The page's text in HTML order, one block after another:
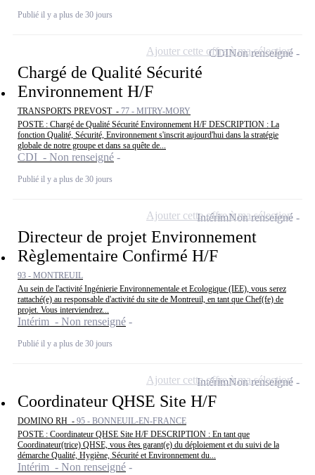
Publié il y a plus de 30 jours
Chargé de Qualité Sécurité
Environnement H/F
TRANSPORTS PREVOST - 77 - MITRY-MORY
POSTE : Chargé de Qualité Sécurité Environnement H/F DESCRIPTION : La
fonction Qualité, Sécurité, Environnement s'inscrit aujourd'hui dans la stratégie
globale de notre groupe et dans sa quête de...
CDI - Non renseigné
Publié il y a plus de 30 jours
CDINon renseigné
Ajouter cette offre à ma sélection
Directeur de projet Environnement
Règlementaire Confirmé H/F
93 - MONTREUIL
Au sein de l'activité Ingénierie Environnementale et Ecologique (IEE), vous serez
rattaché(e) au responsable d'activité du site de Montreuil, en tant que Chef(fe) de
projet. Vous interviendrez...
Intérim - Non renseigné
Publié il y a plus de 30 jours
IntérimNon renseigné
Ajouter cette offre à ma sélection
Coordinateur QHSE Site H/F
DOMINO RH - 95 - BONNEUIL-EN-FRANCE
POSTE : Coordinateur QHSE Site H/F DESCRIPTION : En tant que
Coordinateur(trice) QHSE, vous êtes garant(e) du déploiement et du suivi de la
démarche Qualité, Hygiène, Sécurité et Environnement du...
Intérim - Non renseigné
IntérimNon renseigné
Ajouter cette offre à ma sélection